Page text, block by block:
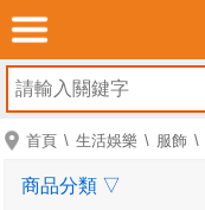
首頁 生活娛樂 服飾
商品分類 ▽